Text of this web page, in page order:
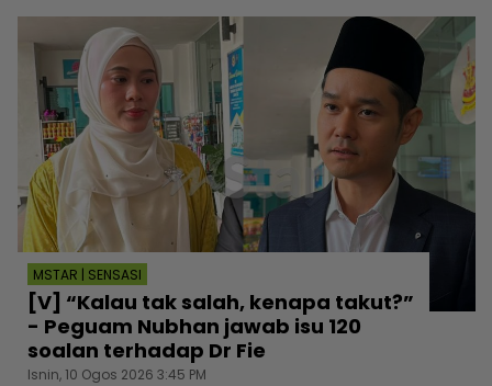
MSTAR | SENSASI
[V] “Kalau tak salah, kenapa takut?”
- Peguam Nubhan jawab isu 120
soalan terhadap Dr Fie
Isnin, 10 Ogos 2026 3:45 PM